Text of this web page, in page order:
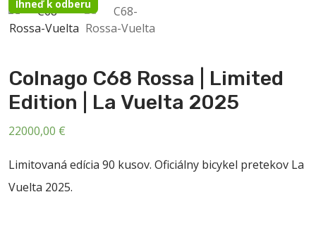
PRINCETON
KONTAKT
Colnago C68 Rossa | Limited
Edition | La Vuelta 2025
Ihneď k odberu
22000,00 €
Limitovaná edícia 90 kusov. Oficiálny bicykel pretekov La
Vuelta 2025.